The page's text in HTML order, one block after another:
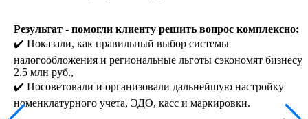
Результат - помогли клиенту решить вопрос комплексно:
✔️ Показали, как правильный выбор системы
налогообложения и региональные льготы сэкономят бизнесу
2.5 млн руб.,
✔️ Посоветовали и организовали дальнейшую настройку
номенклатурного учета, ЭДО, касс и маркировки.